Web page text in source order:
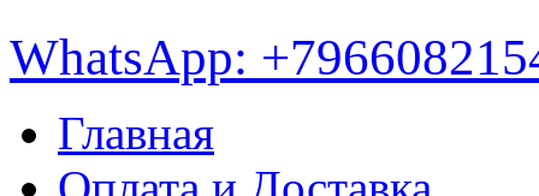
WhatsApp:
Главная